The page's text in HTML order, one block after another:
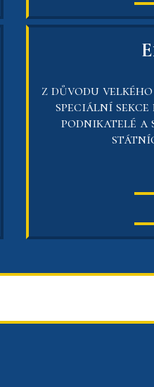
z důvodu
speciální
podnikatelé a